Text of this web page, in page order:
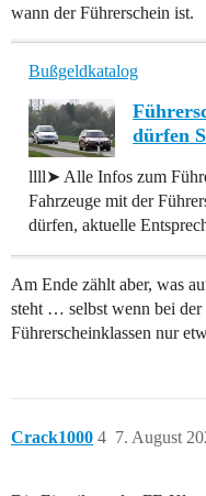
wann der Führerschein ist.
Bußgeldkatalog
dürfen
llll➤ Alle Infos zum
Fahrzeuge mit der
dürfen, aktuelle
Am Ende zählt aber, was
steht … selbst wenn bei
Führerscheinklassen nur
Crack1000 7. August
4